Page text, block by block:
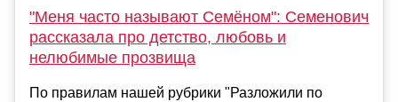
"Меня часто называют Семёном": Семенович
рассказала про детство, любовь и
нелюбимые прозвища
По правилам нашей рубрики "Разложили по